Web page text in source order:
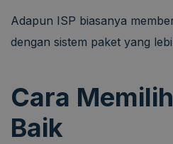
Adapun ISP biasanya
dengan sistem paket yang
Cara
Baik